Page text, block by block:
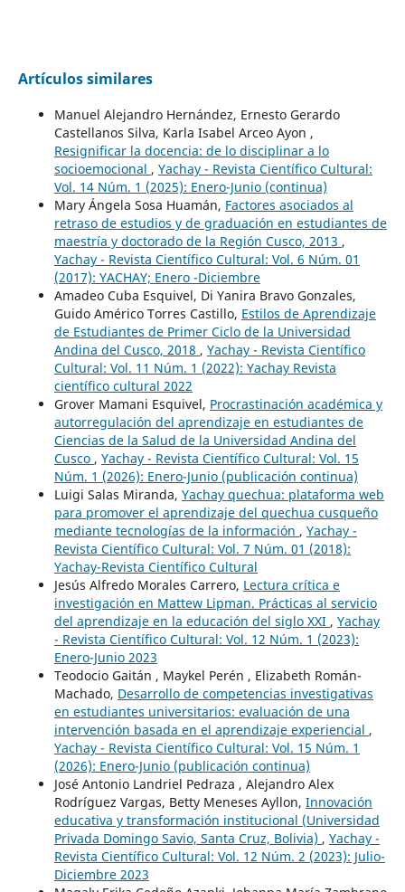
Artículos similares
Manuel Alejandro Hernández, Ernesto Gerardo
Castellanos Silva, Karla Isabel Arceo Ayon ,
Resignificar la docencia: de lo disciplinar a lo
socioemocional , Yachay - Revista Científico Cultural:
Vol. 14 Núm. 1 (2025): Enero-Junio (continua)
Mary Ángela Sosa Huamán, Factores asociados al
retraso de estudios y de graduación en estudiantes de
maestría y doctorado de la Región Cusco, 2013 ,
Yachay - Revista Científico Cultural: Vol. 6 Núm. 01
(2017): YACHAY; Enero -Diciembre
Amadeo Cuba Esquivel, Di Yanira Bravo Gonzales,
Guido Américo Torres Castillo, Estilos de Aprendizaje
de Estudiantes de Primer Ciclo de la Universidad
Andina del Cusco, 2018 , Yachay - Revista Científico
Cultural: Vol. 11 Núm. 1 (2022): Yachay Revista
científico cultural 2022
Grover Mamani Esquivel, Procrastinación académica y
autorregulación del aprendizaje en estudiantes de
Ciencias de la Salud de la Universidad Andina del
Cusco , Yachay - Revista Científico Cultural: Vol. 15
Núm. 1 (2026): Enero-Junio (publicación continua)
Luigi Salas Miranda, Yachay quechua: plataforma web
para promover el aprendizaje del quechua cusqueño
mediante tecnologías de la información , Yachay -
Revista Científico Cultural: Vol. 7 Núm. 01 (2018):
Yachay-Revista Científico Cultural
Jesús Alfredo Morales Carrero, Lectura crítica e
investigación en Mattew Lipman. Prácticas al servicio
del aprendizaje en la educación del siglo XXI , Yachay
- Revista Científico Cultural: Vol. 12 Núm. 1 (2023):
Enero-Junio 2023
Teodocio Gaitán , Maykel Perén , Elizabeth Román-
Machado, Desarrollo de competencias investigativas
en estudiantes universitarios: evaluación de una
intervención basada en el aprendizaje experiencial ,
Yachay - Revista Científico Cultural: Vol. 15 Núm. 1
(2026): Enero-Junio (publicación continua)
José Antonio Landriel Pedraza , Alejandro Alex
Rodríguez Vargas, Betty Meneses Ayllon, Innovación
educativa y transformación institucional (Universidad
Privada Domingo Savio, Santa Cruz, Bolivia) , Yachay -
Revista Científico Cultural: Vol. 12 Núm. 2 (2023): Julio-
Diciembre 2023